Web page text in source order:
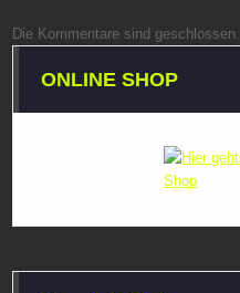
Die Kommentare sind geschlossen.
ONLINE SHOP